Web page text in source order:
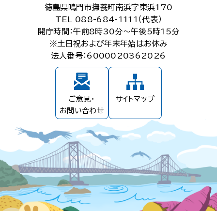
徳島県鳴門市撫養町南浜字東浜170
TEL 088-684-1111（代表）
開庁時間：午前8時30分～午後5時15分
※土日祝および年末年始はお休み
法人番号：6000020362026
ご意見・
お問い合わせ
サイトマップ